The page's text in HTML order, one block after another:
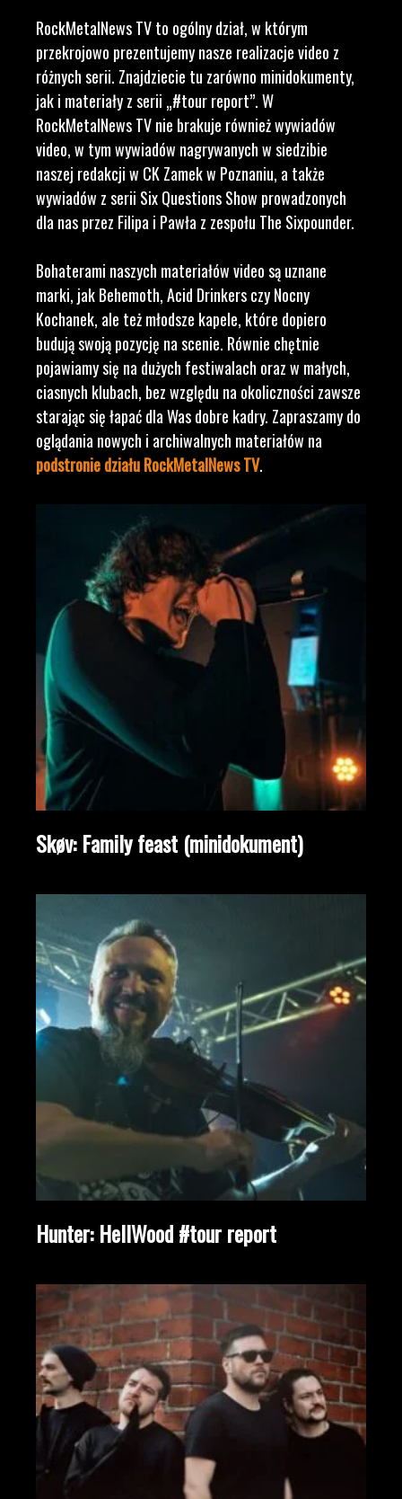
RockMetalNews TV to ogólny dział, w którym
przekrojowo prezentujemy nasze realizacje video z
różnych serii. Znajdziecie tu zarówno minidokumenty,
jak i materiały z serii „#tour report”. W
RockMetalNews TV nie brakuje również wywiadów
video, w tym wywiadów nagrywanych w siedzibie
naszej redakcji w CK Zamek w Poznaniu, a także
wywiadów z serii Six Questions Show prowadzonych
dla nas przez Filipa i Pawła z zespołu The Sixpounder.
Bohaterami naszych materiałów video są uznane
marki, jak Behemoth, Acid Drinkers czy Nocny
Kochanek, ale też młodsze kapele, które dopiero
budują swoją pozycję na scenie. Równie chętnie
pojawiamy się na dużych festiwalach oraz w małych,
ciasnych klubach, bez względu na okoliczności zawsze
starając się łapać dla Was dobre kadry. Zapraszamy do
oglądania nowych i archiwalnych materiałów na
podstronie działu RockMetalNews TV.
Skøv: Family feast (minidokument)
Hunter: HellWood #tour report